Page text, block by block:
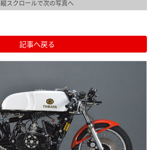
縦スクロールで次の写真へ
記事へ戻る